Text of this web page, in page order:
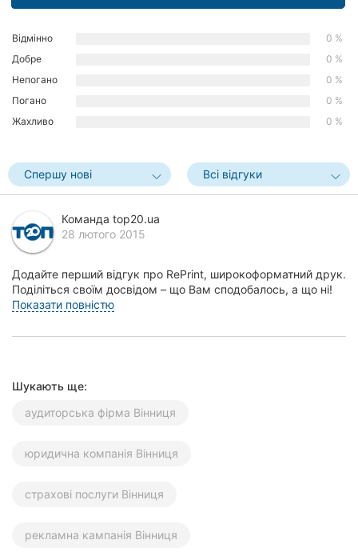
Харків
Дніпро
Кривий
Ріг
Миколаїв
Херсон
Полтава
Чернівці
Івано-
Відмінно
0 %
Добре
0 %
Непогано
0 %
Погано
0 %
Жахливо
0 %
Спершу нові Всі відгуки
Команда top20.ua
28 лютого 2015
Додайте перший відгук про RePrint, широкоформатний друк.
Поділіться своїм досвідом – що Вам сподобалось, а що ні!
Це допоможе іншим жителям Вінниці зр...
Показати повністю
Шукають ще:
аудиторська фірма Вінниця
юридична компанія Вінниця
страхові послуги Вінниця
рекламна кампанія Вінниця